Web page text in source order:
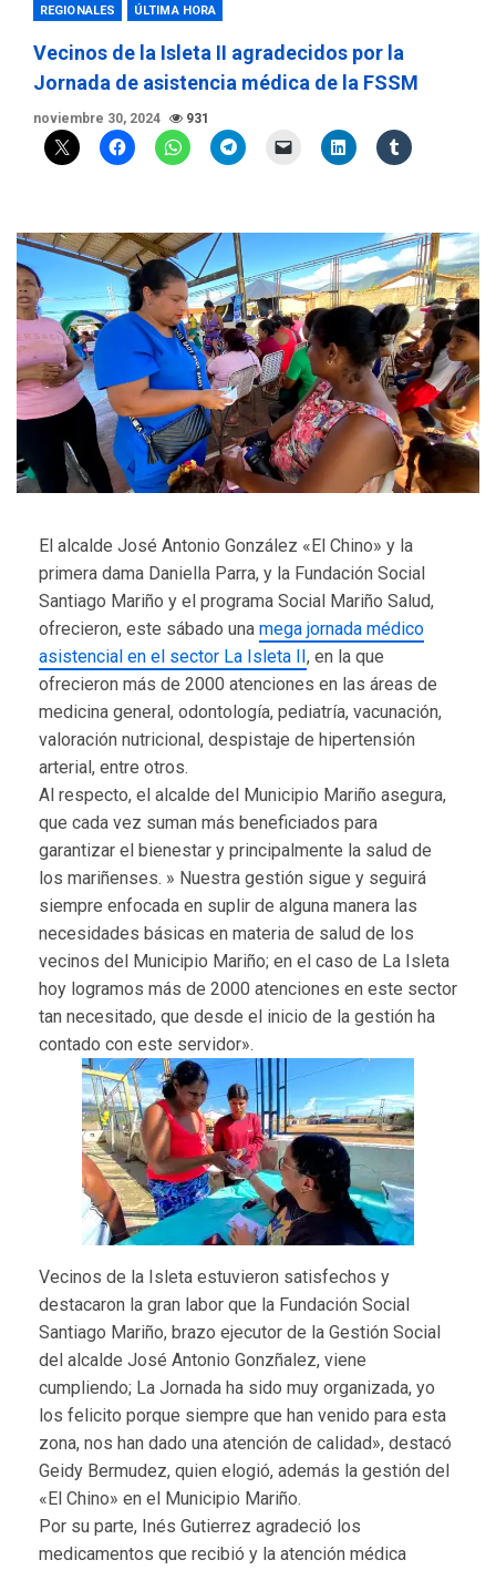
REGIONALES ÚLTIMA HORA
Vecinos de la Isleta II agradecidos por la
Jornada de asistencia médica de la FSSM
noviembre 30, 2024 931
El alcalde José Antonio González «El Chino» y la
primera dama Daniella Parra, y la Fundación Social
Santiago Mariño y el programa Social Mariño Salud,
ofrecieron, este sábado una mega jornada médico
asistencial en el sector La Isleta II , en la que
ofrecieron más de 2000 atenciones en las áreas de
medicina general, odontología, pediatría, vacunación,
valoración nutricional, despistaje de hipertensión
arterial, entre otros.
Al respecto, el alcalde del Municipio Mariño asegura,
que cada vez suman más beneficiados para
garantizar el bienestar y principalmente la salud de
los mariñenses. » Nuestra gestión sigue y seguirá
siempre enfocada en suplir de alguna manera las
necesidades básicas en materia de salud de los
vecinos del Municipio Mariño; en el caso de La Isleta
hoy logramos más de 2000 atenciones en este sector
tan necesitado, que desde el inicio de la gestión ha
contado con este servidor».
Vecinos de la Isleta estuvieron satisfechos y
destacaron la gran labor que la Fundación Social
Santiago Mariño, brazo ejecutor de la Gestión Social
del alcalde José Antonio Gonzñalez, viene
cumpliendo; La Jornada ha sido muy organizada, yo
los felicito porque siempre que han venido para esta
zona, nos han dado una atención de calidad», destacó
Geidy Bermudez, quien elogió, además la gestión del
«El Chino» en el Municipio Mariño.
Por su parte, Inés Gutierrez agradeció los
medicamentos que recibió y la atención médica